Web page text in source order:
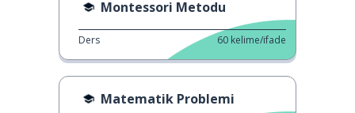
Montessori Metodu
Ders 60 kelime/ifade
Matematik Problemi